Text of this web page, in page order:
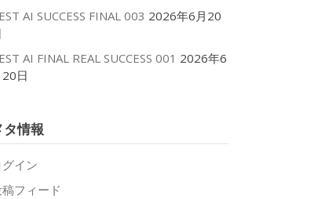
AI SUCCESS FINAL 003 2026年6月20
AI FINAL REAL SUCCESS 001 2026年6
20日
タ情報
グイン
フィード